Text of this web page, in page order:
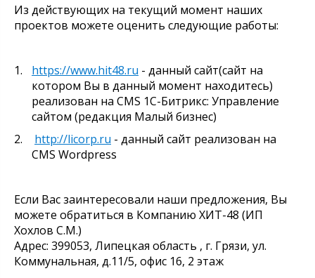
Из действующих на текущий момент наших
проектов можете оценить следующие работы:
https://www.hit48.ru - данный сайт(сайт на
котором Вы в данный момент находитесь)
реализован на CMS 1С-Битрикc: Управление
сайтом (редакция Малый бизнес)
http://licorp.ru - данный сайт реализован на
CMS Wordpress
Если Вас заинтересовали наши предложения, Вы
можете обратиться в Компанию ХИТ-48 (ИП
Хохлов С.М.)
Адрес: 399053, Липецкая область , г. Грязи, ул.
Коммунальная, д.11/5, офис 16, 2 этаж